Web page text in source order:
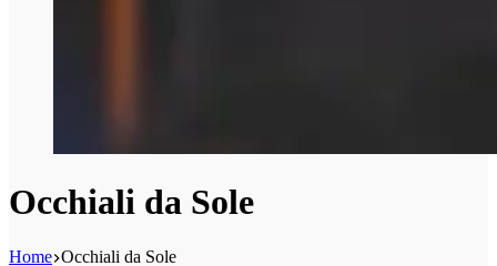
Occhiali da Sole
Home Occhiali da Sole